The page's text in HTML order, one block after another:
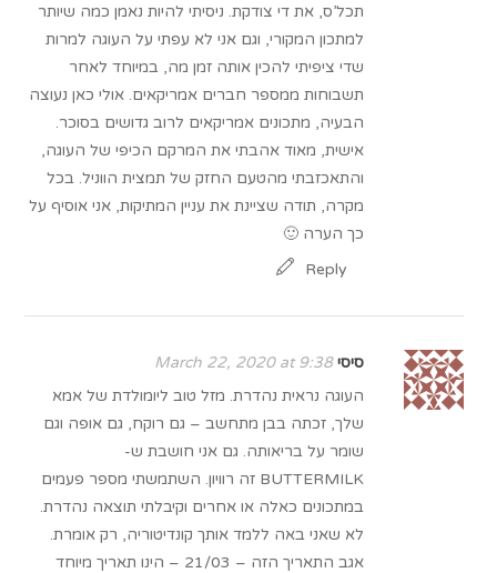
תכל’ס, את די צודקת. ניסיתי להיות נאמן כמה שיותר
למתכון המקורי, וגם אני לא עפתי על העוגה למרות
שדי ציפיתי להכין אותה זמן מה, במיוחד לאחר
תשבוחות ממספר חברים אמריקאים. אולי כאן נעוצה
הבעיה, מתכונים אמריקאים לרוב גדושים בסוכר.
אישית, מאוד אהבתי את המרקם הכיפי של העוגה,
והתאכזבתי מהטעם החזק של תמצית הווניל. בכל
מקרה, תודה שציינת את עניין המתיקות, אני אוסיף על
כך הערה 🙂
Reply
סיסי March 22, 2020 at 9:38
העוגה נראית נהדרת. מזל טוב ליומולדת של אמא
שלך, זכתה בבן מתחשב – גם רוקח, גם אופה וגם
שומר על בריאותה. גם אני חושבת ש-
BUTTERMILK זה רוויון. השתמשתי מספר פעמים
במתכונים כאלה או אחרים וקיבלתי תוצאה נהדרת.
לא שאני באה ללמד אותך קונדיטוריה, רק אומרת.
אגב התאריך הזה – 21/03 – הינו תאריך מיוחד